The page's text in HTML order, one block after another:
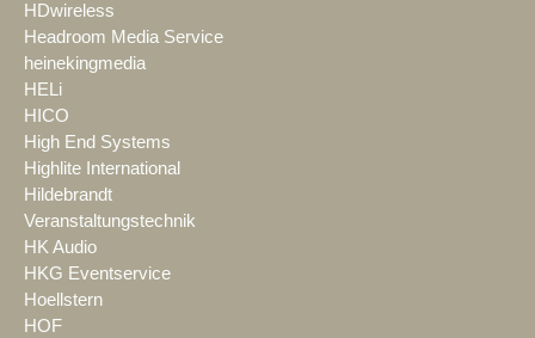
HDwireless
Headroom Media Service
heinekingmedia
HELi
HICO
High End Systems
Highlite International
Hildebrandt
Veranstaltungstechnik
HK Audio
HKG Eventservice
Hoellstern
HOF